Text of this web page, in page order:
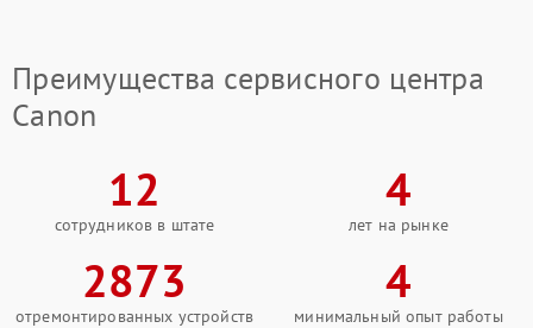
Преимущества сервисного центра
Canon
12
сотрудников в штате
4
лет на рынке
2873
отремонтированных устройств
4
минимальный опыт работы